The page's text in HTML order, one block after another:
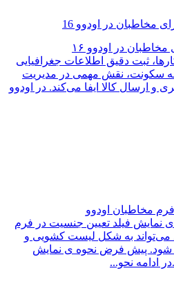
در اودوو ۱۶
ثبت دقیق اطلاعات جغرافیایی
سکونت، نقش مهمی در مدیریت
و ارسال کالا ایفا می‌کند. در اودوو
مخاطبان اودوو
نمایش فیلد تعیین جنسیت در فرم
می‌تواند به شکل لیست کشویی و
شود. پیش فرض نحوه ی نمایش
ادامه نحو...